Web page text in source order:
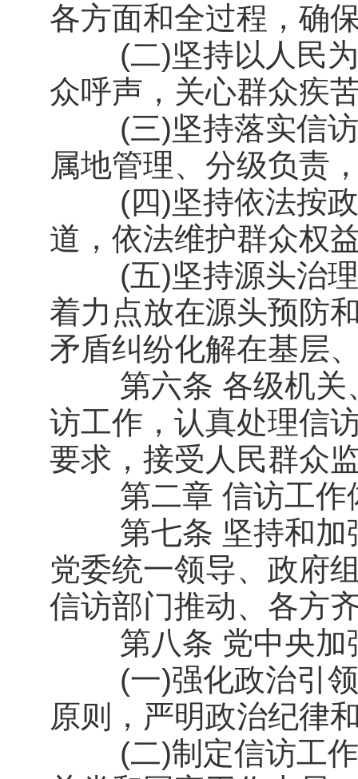
各方面和全过程，确
(二)坚持以人民为
众呼声，关心群众疾
(三)坚持落实信访
属地管理、分级负责
(四)坚持依法按政
道，依法维护群众权
(五)坚持源头治理
着力点放在源头预防
矛盾纠纷化解在基
第六条 各级机关、
访工作，认真处理信
要求，接受人民群众
第二章 信访工作
第七条 坚持和加强
党委统一领导、政府
信访部门推动、各方
第八条 党中央加
(一)强化政治引领
原则，严明政治纪律
(二)制定信访工作